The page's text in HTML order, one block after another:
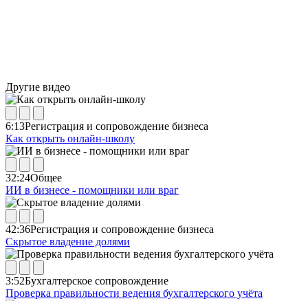
Другие видео
6:13Регистрация и сопровождение бизнеса
Как открыть онлайн-школу
32:24Общее
ИИ в бизнесе - помощники или враг
42:36Регистрация и сопровождение бизнеса
Скрытое владение долями
3:52Бухгалтерское сопровождение
Проверка правильности ведения бухгалтерского учёта